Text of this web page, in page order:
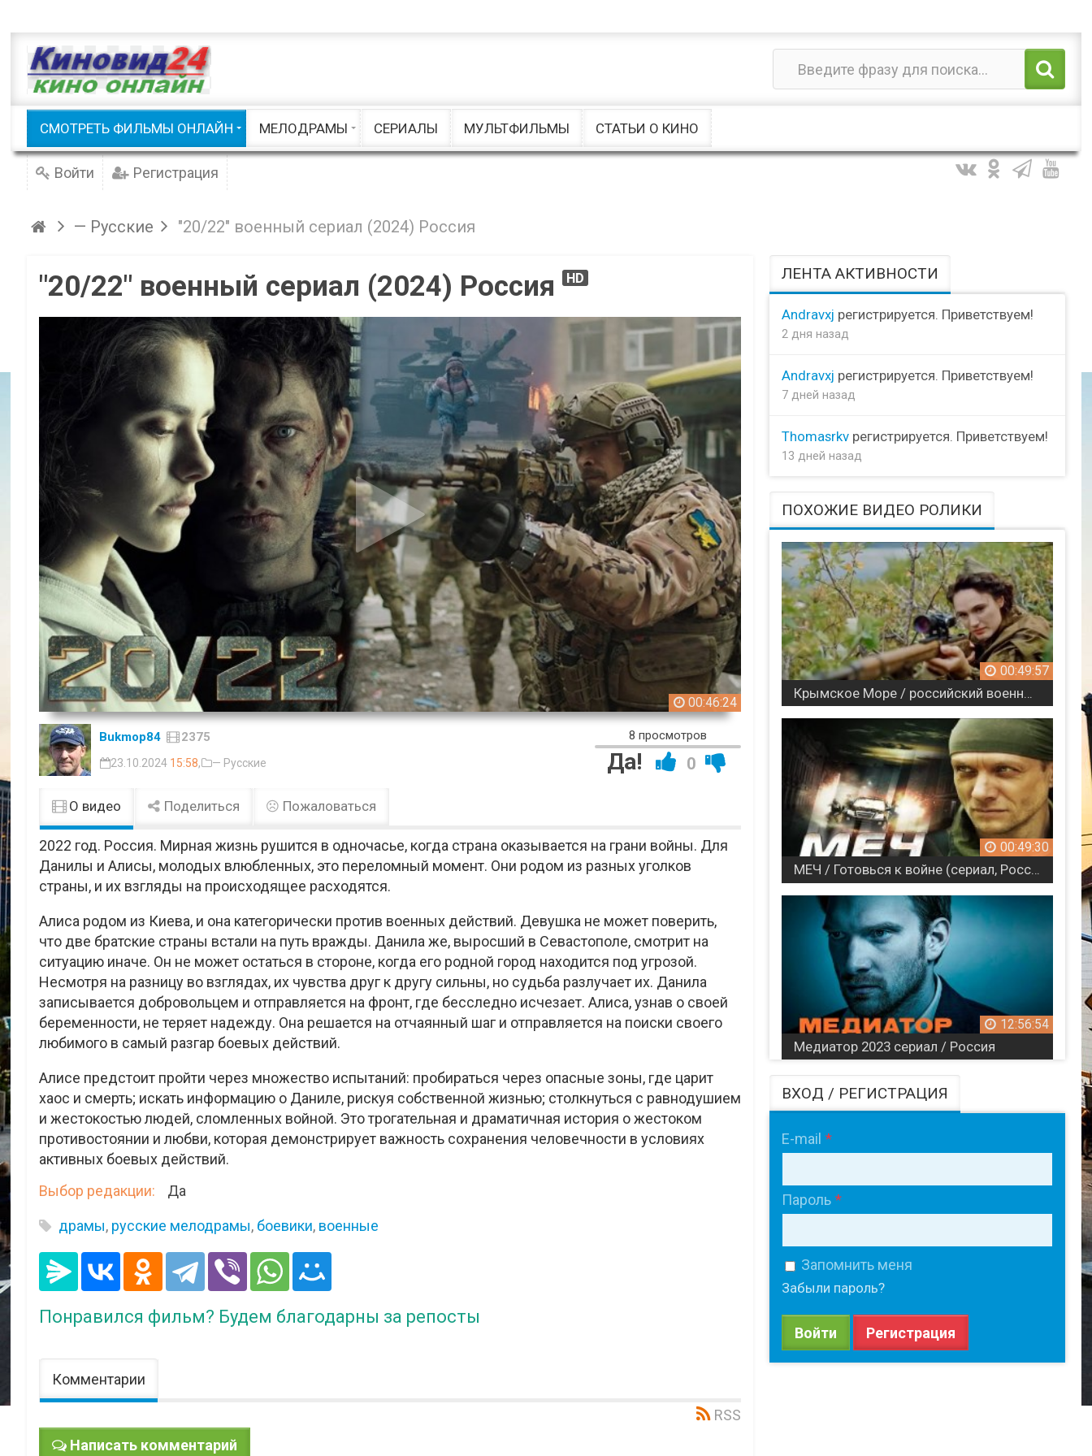
Смотреть фильмы онлайн
СМОТРЕТЬ ФИЛЬМЫ ОНЛАЙН
Семейные / Детские
Фэнтези
Документальные Шоу / Клипы
МЕЛОДРАМЫ
Русские мелодрамыСЕРИАЛЫ МУЛЬТФИЛЬМЫ СТАТЬИ О КИНО
Войти Регистрация
— Русские "20/22" военный сериал (2024) Россия
"20/22" военный сериал (2024) Россия HD
00:46:24
8 просмотров
Да! 0
Bukmop84 2375
23.10.2024 15:58, — Русские
О видео Поделиться Пожаловаться
2022 год. Россия. Мирная жизнь рушится в одночасье, когда страна оказывается на грани войны. Для
Данилы и Алисы, молодых влюбленных, это переломный момент. Они родом из разных уголков
страны, и их взгляды на происходящее расходятся.
Алиса родом из Киева, и она категорически против военных действий. Девушка не может поверить,
что две братские страны встали на путь вражды. Данила же, выросший в Севастополе, смотрит на
ситуацию иначе. Он не может остаться в стороне, когда его родной город находится под угрозой.
Несмотря на разницу во взглядах, их чувства друг к другу сильны, но судьба разлучает их. Данила
записывается добровольцем и отправляется на фронт, где бесследно исчезает. Алиса, узнав о своей
беременности, не теряет надежду. Она решается на отчаянный шаг и отправляется на поиски своего
любимого в самый разгар боевых действий.
Алисе предстоит пройти через множество испытаний: пробираться через опасные зоны, где царит
хаос и смерть; искать информацию о Даниле, рискуя собственной жизнью; столкнуться с равнодушием
и жестокостью людей, сломленных войной. Это трогательная и драматичная история о жестоком
противостоянии и любви, которая демонстрирует важность сохранения человечности в условиях
активных боевых действий.
Выбор редакции:
Да
драмы, русские мелодрамы, боевики, военные
Понравился фильм? Будем благодарны за репосты
Комментарии
RSS
Написать комментарий
ЛЕНТА АКТИВНОСТИ
Andravxj регистрируется. Приветствуем!
2 дня назад
Andravxj регистрируется. Приветствуем!
7 дней назад
Thomasrkv регистрируется. Приветствуем!
13 дней назад
ПОХОЖИЕ ВИДЕО РОЛИКИ
00:49:57
00:49:30
МЕЧ / Готовься к войне (сериал, Россия)
12:56:54
Медиатор 2023 сериал / Россия
ВХОД / РЕГИСТРАЦИЯ
E-mail
Пароль
Запомнить меня
Забыли пароль?
Войти Регистрация